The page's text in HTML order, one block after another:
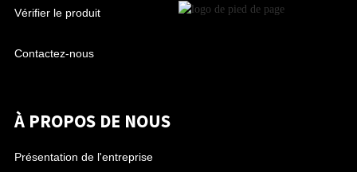
Vérifier le produit
Contactez-nous
À PROPOS DE NOUS
Présentation de l'entreprise